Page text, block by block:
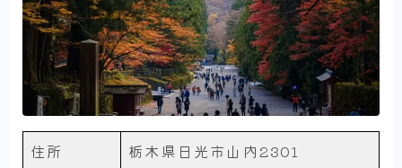
住所 栃木県日光市山内2301